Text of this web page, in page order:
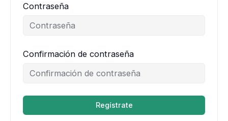
Contraseña
Confirmación de contraseña
Regístrate